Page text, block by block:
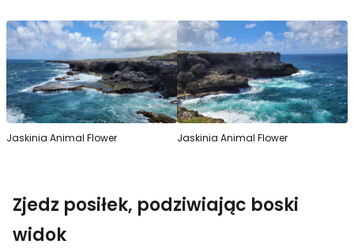
Jaskinia Animal Flower Jaskinia Animal Flower
Zjedz posiłek, podziwiając boski
widok